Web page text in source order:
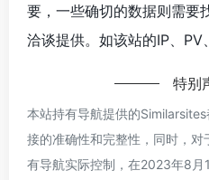
要，一些确切的数据则需要
洽谈提供。如该站的IP、PV
特别
本站持有导航提供的
接的准确性和完整性，同时，
有导航实际控制，在2023年8